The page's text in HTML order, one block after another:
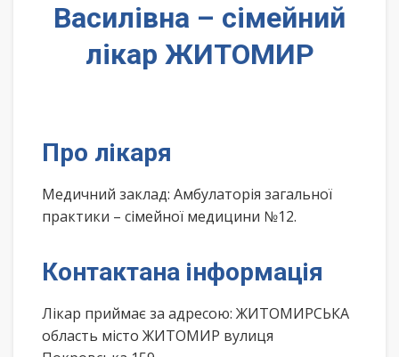
Василівна – сімейний
лікар ЖИТОМИР
Про лікаря
Медичний заклад: Амбулаторія загальної
практики – сімейної медицини №12.
Контактана інформація
Лікар приймає за адресою: ЖИТОМИРСЬКА
область місто ЖИТОМИР вулиця